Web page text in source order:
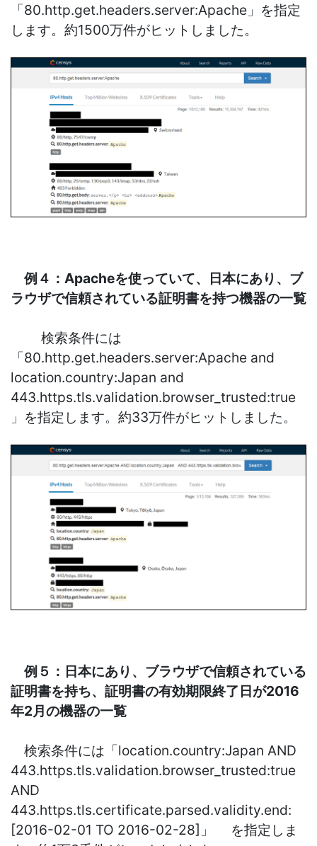
「80.http.get.headers.server:Apache」を指定
します。約1500万件がヒットしました。
例４：Apacheを使っていて、日本にあり、ブ
ラウザで信頼されている証明書を持つ機器の一覧
検索条件には
「80.http.get.headers.server:Apache and
location.country:Japan and
443.https.tls.validation.browser_trusted:true
」を指定します。約33万件がヒットしました。
例５：日本にあり、ブラウザで信頼されている
証明書を持ち、証明書の有効期限終了日が2016
年2月の機器の一覧
検索条件には「location.country:Japan AND
443.https.tls.validation.browser_trusted:true
AND
443.https.tls.certificate.parsed.validity.end:
[2016-02-01 TO 2016-02-28]」 を指定しま